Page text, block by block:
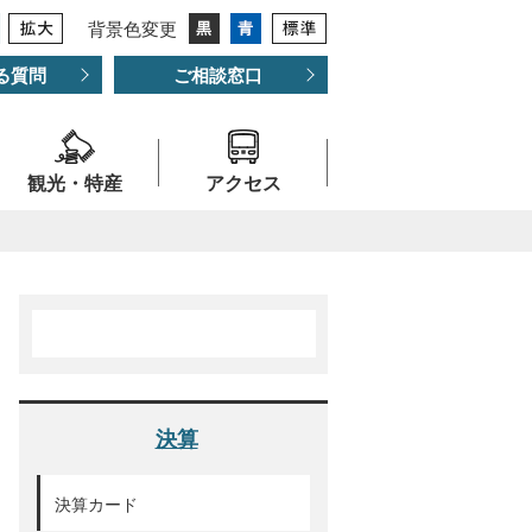
背景色変更
質問 ご相談窓口
観光・特産 アクセス
決算
決算カード